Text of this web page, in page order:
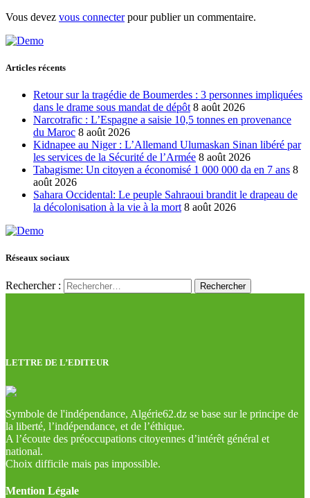
Vous devez vous connecterpour publier un commentaire.
Articles récents
Retour sur la tragédie de Boumerdes : 3 personnes impliquées
dans le drame sous mandat de dépôt 8 août 2026
Narcotrafic : L’Espagne a saisie 10,5 tonnes en provenance
du Maroc 8 août 2026
Kidnapee au Niger : L’Allemand Ulumaskan Sinan libéré par
les services de la Sécurité de l’Armée 8 août 2026
Tabagisme: Un citoyen a économisé 1 000 000 da en 7 ans 8
août 2026
Sahara Occidental: Le peuple Sahraoui brandit le drapeau de
la décolonisation à la vie à la mort 8 août 2026
Réseaux sociaux
Rechercher :
LETTRE DE L’EDITEUR
Symbole de l'indépendance, Algérie62.dz se base sur le principe de
la liberté, l’indépendance, et de l’éthique.
A l’écoute des préoccupations citoyennes d’intérêt général et
national.
Choix difficile mais pas impossible.
Mention Légale